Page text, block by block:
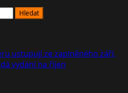
ustupují ze zaplněného září,
vydání na říjen